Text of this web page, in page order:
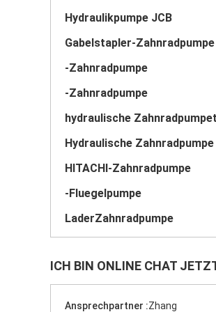
Hydraulikpumpe JCB
Gabelstapler-Zahnradpumpe
-Zahnradpumpe
-Zahnradpumpe
hydraulische
Hydraulische Zahnradpumpe
HITACHI-Zahnradpumpe
-Fluegelpumpe
LaderZahnradpumpe
ICH BIN ONLINE CHAT
Ansprechpartner :Zhang